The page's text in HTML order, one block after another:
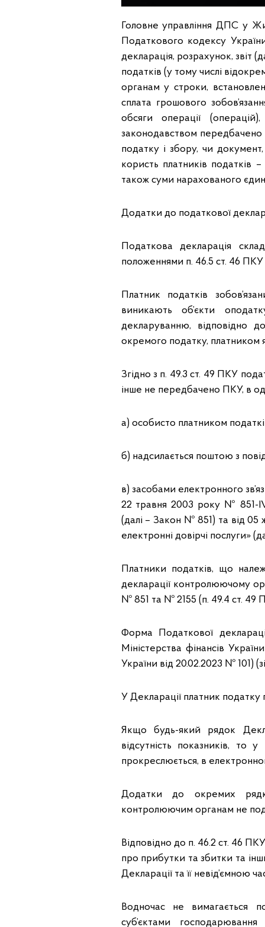
Головне управління ДПС у
Податкового кодексу
декларація, розрахунок, звіт
податків (у тому числі
органам у строки,
сплата грошового
обсяги операції
законодавством передбачено
податку і збору, чи
користь платників податків
також суми нарахованого
Додатки до податкової
Податкова декларація
положеннями п. 46.5 ст. 46 ПКУ
Платник податків
виникають об’єкти
декларуванню, відповідно
окремого податку, платником
Згідно з п. 49.3 ст. 49 ПКУ
інше не передбачено ПКУ, в
а) особисто платником
б) надсилається поштою з
в) засобами електронного
22 травня 2003 року № 851-
(далі – Закон № 851) та від
електронні довірчі послуги»
Платники податків, що
декларації контролюючому
№ 851 та № 2155 (п. 49.4 ст. 49
Форма Податкової
Міністерства фінансів
України від 20.02.2023 № 101)
У Декларації платник податку
Якщо будь-який рядок
відсутність показників, то
прокреслюється, в
Додатки до окремих
контролюючим органам не
Відповідно до п. 46.2 ст. 46
про прибутки та збитки та
Декларації та її невід’ємною
Водночас не вимагається
суб’єктами